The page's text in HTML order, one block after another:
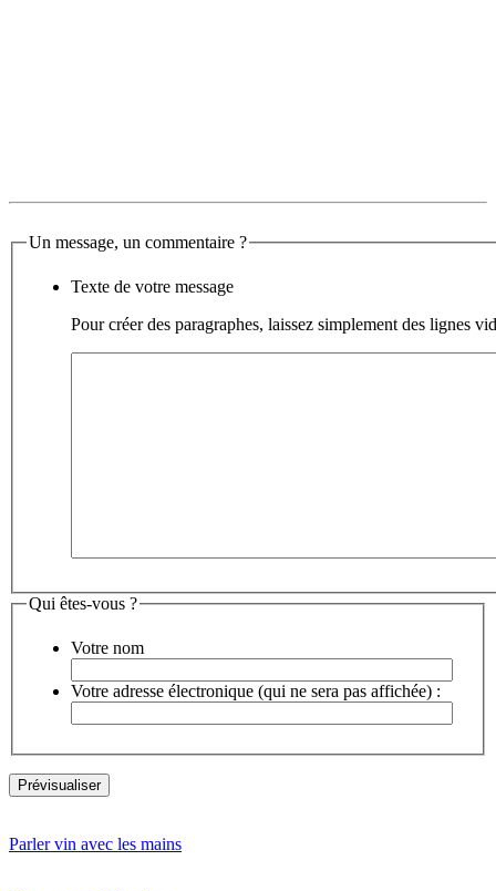
Un message, un commentaire ?
Texte de votre message
Pour créer des paragraphes, laissez simplement des lignes
Qui êtes-vous ?
Votre nom
Votre adresse électronique (qui ne sera pas affichée) :
Parler vin avec les mains